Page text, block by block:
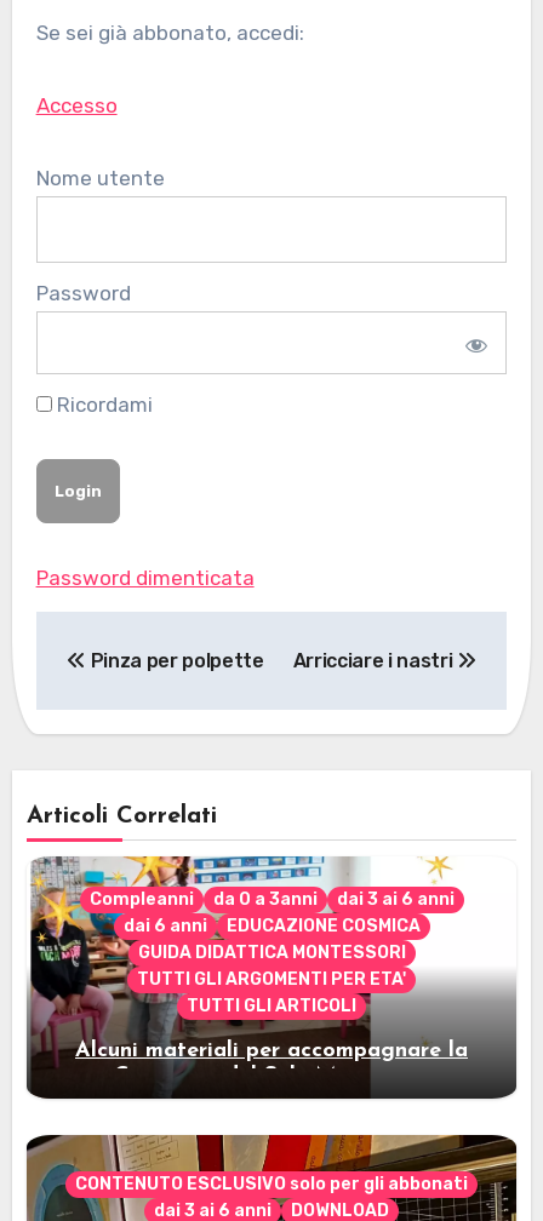
Se sei già abbonato, accedi:
Accesso
Nome utente
Password
Ricordami
Password dimenticata
articoli
Pinza per polpette Arricciare i nastri
Articoli Correlati
Compleanni da 0 a 3anni
dai 3 ai 6 anni
dai 6 anni
EDUCAZIONE COSMICA
GUIDA DIDATTICA MONTESSORI
TUTTI GLI ARGOMENTI PER ETA'
TUTTI GLI ARTICOLI
Alcuni materiali per accompagnare la
Cerimonia del Sole Montessori
CONTENUTO ESCLUSIVO solo per gli abbonati
dai 3 ai 6 anni
DOWNLOAD